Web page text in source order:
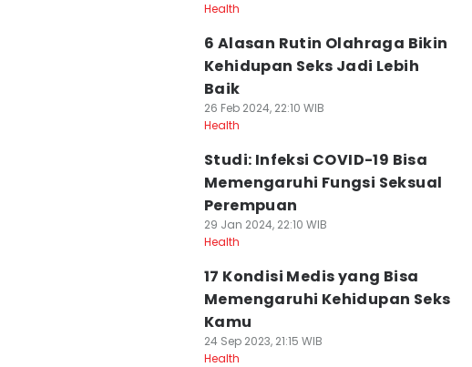
Health
6 Alasan Rutin Olahraga Bikin
Kehidupan Seks Jadi Lebih
Baik
26 Feb 2024, 22:10 WIB
Health
Studi: Infeksi COVID-19 Bisa
Memengaruhi Fungsi Seksual
Perempuan
29 Jan 2024, 22:10 WIB
Health
17 Kondisi Medis yang Bisa
Memengaruhi Kehidupan Seks
Kamu
24 Sep 2023, 21:15 WIB
Health